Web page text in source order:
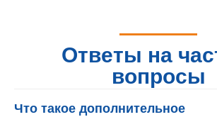
Ответы на
вопросы
Что такое дополнительное